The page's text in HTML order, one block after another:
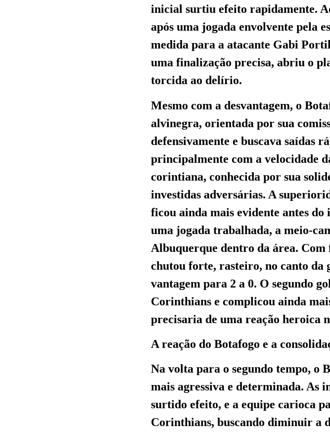
inicial surtiu efeito rapidamente.
após uma jogada envolvente pela
medida para a atacante Gabi
uma finalização precisa, abriu o
torcida ao delírio.
Mesmo com a desvantagem, o
alvinegra, orientada por sua
defensivamente e buscava saídas
principalmente com a velocidade
corintiana, conhecida por sua
investidas adversárias. A
ficou ainda mais evidente antes
uma jogada trabalhada, a meio-
Albuquerque dentro da área. Com
chutou forte, rasteiro, no canto da
vantagem para 2 a 0. O segundo
Corinthians e complicou ainda
precisaria de uma reação heroica
A reação do Botafogo e a
Na volta para o segundo tempo, o
mais agressiva e determinada. As
surtido efeito, e a equipe carioca
Corinthians, buscando diminuir a